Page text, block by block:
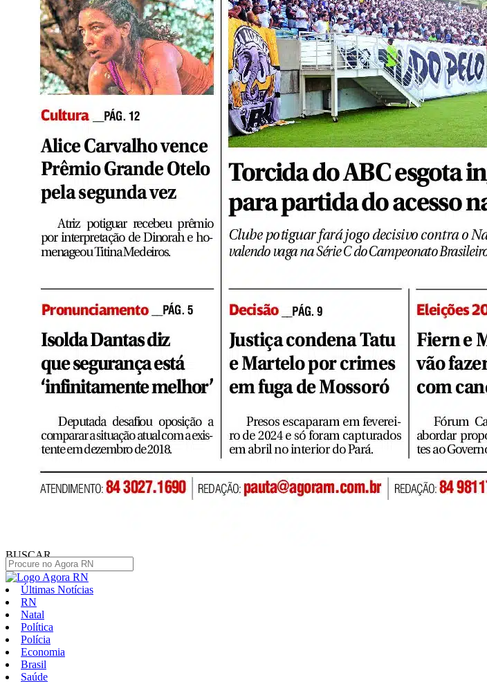
BUSCAR
Últimas Notícias
RN
Natal
Política
Polícia
Economia
Brasil
Saúde